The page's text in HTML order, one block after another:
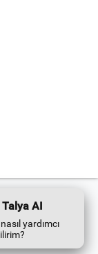
saklıdır.